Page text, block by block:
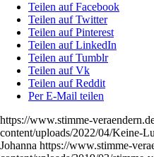
Teilen auf Facebook
Teilen auf Twitter
Teilen auf Pinterest
Teilen auf LinkedIn
Teilen auf Tumblr
Teilen auf Vk
Teilen auf Reddit
Per E-Mail teilen
https://www.stimme-
content/uploads/2022/04/Keine-
Johanna https://www.stimme-